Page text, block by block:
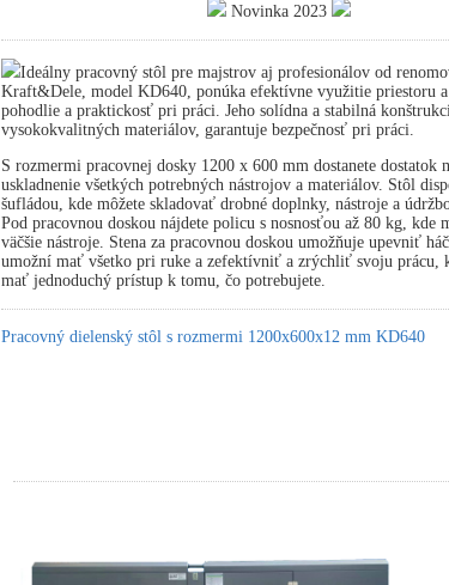
Novinka 2023
Ideálny pracovný stôl pre majstrov aj profesionálov od
Kraft&Dele, model KD640, ponúka efektívne využitie priestoru a
pohodlie a praktickosť pri práci. Jeho solídna a stabilná
vysokokvalitných materiálov, garantuje bezpečnosť pri práci.
S rozmermi pracovnej dosky 1200 x 600 mm dostanete dostatok
uskladnenie všetkých potrebných nástrojov a materiálov. Stôl
šufládou, kde môžete skladovať drobné doplnky, nástroje a
Pod pracovnou doskou nájdete policu s nosnosťou až 80 kg, kde
väčšie nástroje. Stena za pracovnou doskou umožňuje upevniť
umožní mať všetko pri ruke a zefektívniť a zrýchliť svoju prácu,
mať jednoduchý prístup k tomu, čo potrebujete.
Pracovný dielenský stôl s rozmermi 1200x600x12 mm KD640